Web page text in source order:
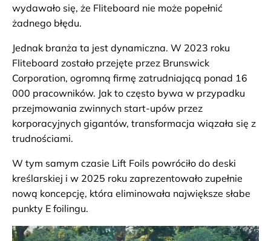
wydawało się, że Fliteboard nie może popełnić
żadnego błędu.
Jednak branża ta jest dynamiczna. W 2023 roku
Fliteboard zostało przejęte przez Brunswick
Corporation, ogromną firmę zatrudniającą ponad 16
000 pracowników. Jak to często bywa w przypadku
przejmowania zwinnych start-upów przez
korporacyjnych gigantów, transformacja wiązała się z
trudnościami.
W tym samym czasie Lift Foils powróciło do deski
kreślarskiej i w 2025 roku zaprezentowało zupełnie
nową koncepcję, która eliminowała największe słabe
punkty E foilingu.